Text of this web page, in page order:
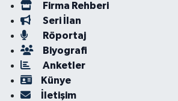
Firma Rehberi
Seri İlan
Röportaj
Biyografi
Anketler
Künye
İletişim